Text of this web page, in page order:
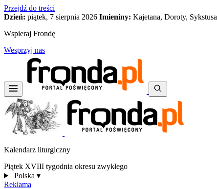
Przejdź do treści
Dzień: piątek, 7 sierpnia 2026 Imieniny: Kajetana, Doroty, Sykstusa
Wspieraj Frondę
Wesprzyj nas
Kalendarz liturgiczny
Piątek XVIII tygodnia okresu zwykłego
Polska ▾
Reklama